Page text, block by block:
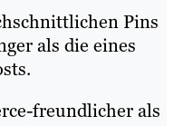
Pins
als die eines
freundlicher als